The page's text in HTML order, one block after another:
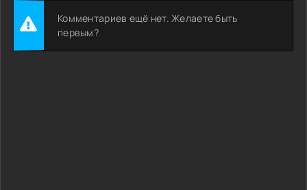
Комментариев ещё нет. Желаете быть
первым?